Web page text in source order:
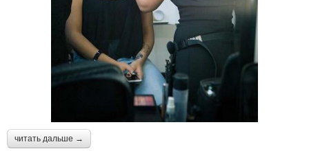
читать дальше →